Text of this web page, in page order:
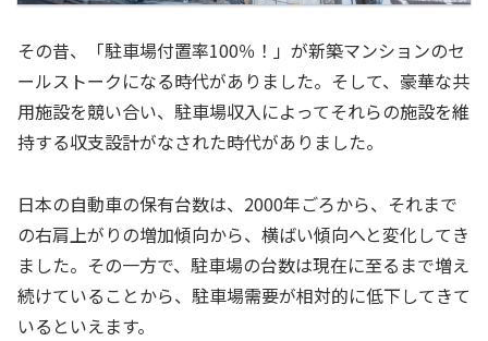
その昔、「駐車場付置率100％！」が新築マンションのセ
ールストークになる時代がありました。そして、豪華な共
用施設を競い合い、駐車場収入によってそれらの施設を維
持する収支設計がなされた時代がありました。
日本の自動車の保有台数は、2000年ごろから、それまで
の右肩上がりの増加傾向から、横ばい傾向へと変化してき
ました。その一方で、駐車場の台数は現在に至るまで増え
続けていることから、駐車場需要が相対的に低下してきて
いるといえます。